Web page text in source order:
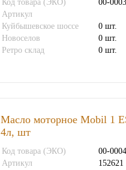
Код товара (ЭКО)
00-
Артикул
Куйбышевское шоссе
0 шт.
Новоселов
0 шт.
Ретро склад
0 шт.
Масло моторное Mobil 1
4л, шт
Код товара (ЭКО)
00-
Артикул
152621